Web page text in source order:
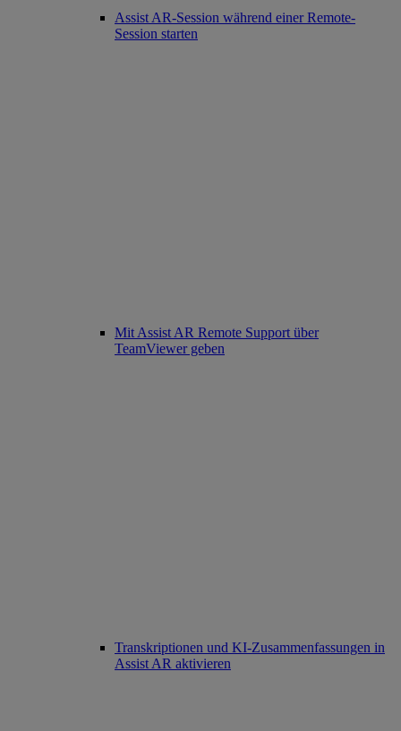
Assist AR-Session während einer Remote-
Session starten
Mit Assist AR Remote Support über
TeamViewer geben
Transkriptionen und KI-Zusammenfassungen in
Assist AR aktivieren